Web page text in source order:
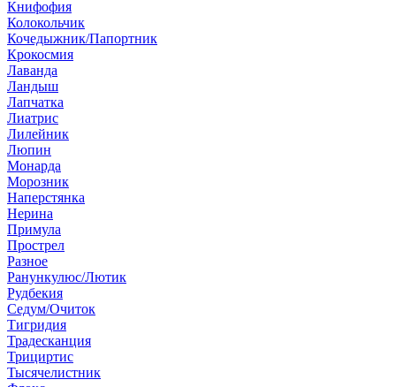
Книфофия
Колокольчик
Кочедыжник/Папортник
Крокосмия
Лаванда
Ландыш
Лапчатка
Лиатрис
Лилейник
Люпин
Монарда
Морозник
Наперстянка
Нерина
Примула
Прострел
Разное
Ранункулюс/Лютик
Рудбекия
Седум/Очиток
Тигридия
Традесканция
Трициртис
Тысячелистник